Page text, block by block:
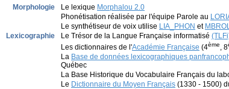
Morphologie
Le lexique Morphalou 2.0
Phonétisation réalisée par l'équipe Parole au
Le synthétiseur de voix utilise LIA_PHON et
Lexicographie
Le Trésor de la Langue Française informatisé
Les dictionnaires de l'Académie Française (4ème, 8
La Base de données lexicographiques
Québec
La Base Historique du Vocabulaire Français du
Le Dictionnaire du Moyen Français (1330 - 1500)